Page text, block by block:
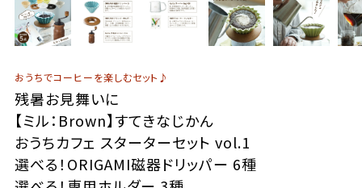
おうちでコーヒーを楽しむセット♪
残暑お見舞いに
【ミル：Brown】すてきなじかん
おうちカフェ スターターセット vol.1
選べる！ORIGAMI磁器ドリッパー 6種